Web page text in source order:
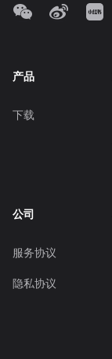
产品
下载
公司
服务协议
隐私协议